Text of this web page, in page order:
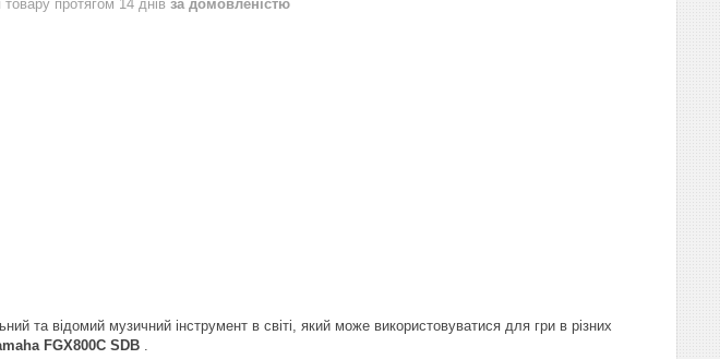
товару протягом 14 днів за домовленістю
та відомий музичний інструмент в світі, який може використовуватися для гри в різних
FGX800C SDB .